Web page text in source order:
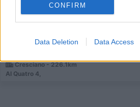
CONFIRM
Data Deletion Data Access
Area verde con scuderia di
Cresciano - 226.1km
Al Quatro 4,